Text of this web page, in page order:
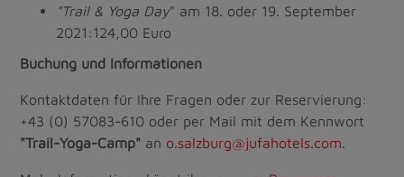
"Trail & Yoga Day" am 18. oder 19. September
2021:124,00 Euro
Buchung und Informationen
Kontaktdaten für Ihre Fragen oder zur Reservierung:
+43 (0) 57083-610 oder per Mail mit dem Kennwort
"Trail-Yoga-Camp" an o.salzburg@jufahotels.com.